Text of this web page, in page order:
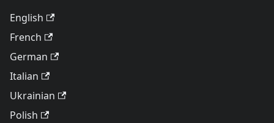
English
French
German
Italian
Ukrainian
Polish